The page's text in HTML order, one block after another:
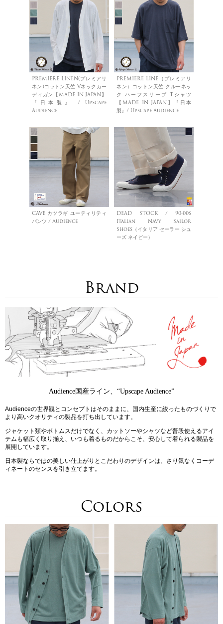
PREMIERE LINEN(プレミアリ
ネン)コットン天竺 Vネックカー
ディガン【MADE IN JAPAN】
『日本製』 / Upscape
Audience
PREMIERE LINE（プレミアリ
ネン）コットン天竺 クルーネッ
ク ハーフスリーブ Tシャツ
【MADE IN JAPAN】『日本
製』/ Upscape Audience
CAVE カツラギ ユーティリティ
パンツ / Audience
DEAD STOCK / 90-00s
Italian Navy Sailor
Shoes（イタリア セーラー シュ
ーズ ネイビー）
Brand
Audience国産ライン、“Upscape Audience”
Audienceの世界観とコンセプトはそのままに、国内生産に絞ったものづくりで
より高いクオリティの製品を打ち出しています。
ジャケット類やボトムスだけでなく、カットソーやシャツなど普段使えるアイ
テムも幅広く取り揃え、いつも着るものだからこそ、安心して着られる製品を
展開しています。
日本製ならではの美しい仕上がりとこだわりのデザインは、さり気なくコーデ
ィネートのセンスを引き立てます。
Colors